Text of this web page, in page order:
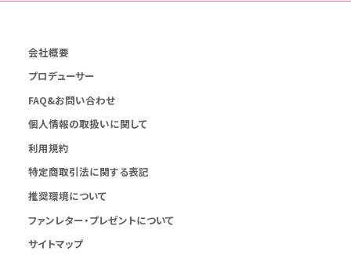
会社概要
プロデューサー
FAQ&お問い合わせ
個人情報の取扱いに関して
利用規約
特定商取引法に関する表記
推奨環境について
ファンレター・プレゼントについて
サイトマップ